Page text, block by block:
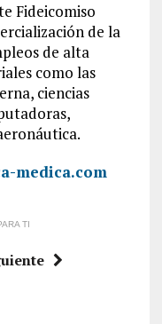
Fideicomiso
de la
de alta
como las
ciencias
medica.com
TI